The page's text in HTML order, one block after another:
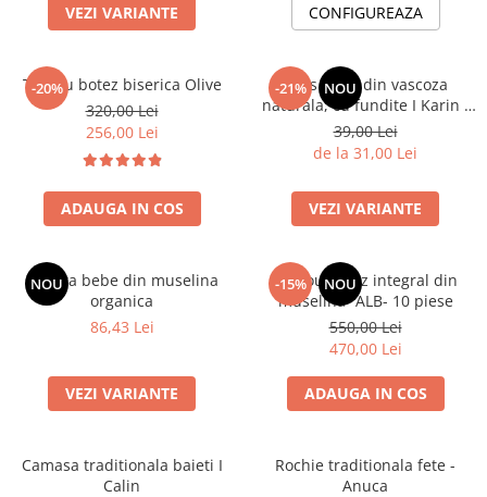
Botosei
Fulare si esarfe
Saci de dormit bebe
Prosoape
Perii de par bebe
Camasi baieti
Body-uri bebe
VEZI VARIANTE CONFIGUREAZA
-20%
Trusou botez biserica Olive
320,00 Lei
256,00 Lei
ADAUGA IN COS
-21% NOU
Dres bebe din vascoza
naturala, cu fundite I Karin I
ALB
39,00 Lei
de la 31,00 Lei
VEZI VARIANTE
NOU
Boneta bebe din muselina
organica
86,43 Lei
VEZI VARIANTE
-15% NOU
Trusou botez integral din
muselina- ALB- 10 piese
550,00 Lei
470,00 Lei
ADAUGA IN COS
Camasa traditionala baieti I
Calin
Rochie traditionala fete -
Anuca